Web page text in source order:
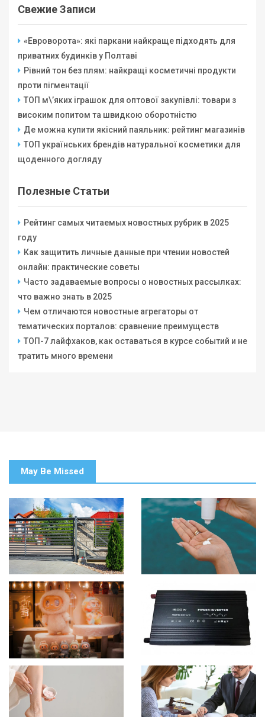
Свежие Записи
«Евроворота»: які паркани найкраще підходять для
приватних будинків у Полтаві
Рівний тон без плям: найкращі косметичні продукти
проти пігментації
ТОП м\’яких іграшок для оптової закупівлі: товари з
високим попитом та швидкою оборотністю
Де можна купити якісний паяльник: рейтинг магазинів
ТОП українських брендів натуральної косметики для
щоденного догляду
Полезные Статьи
Рейтинг самых читаемых новостных рубрик в 2025
году
Как защитить личные данные при чтении новостей
онлайн: практические советы
Часто задаваемые вопросы о новостных рассылках:
что важно знать в 2025
Чем отличаются новостные агрегаторы от
тематических порталов: сравнение преимуществ
ТОП-7 лайфхаков, как оставаться в курсе событий и не
тратить много времени
May Be Missed